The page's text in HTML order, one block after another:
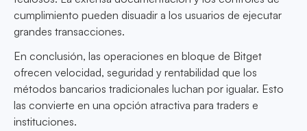
cumplimiento pueden disuadir a los usuarios de ejecutar
grandes transacciones.
En conclusión, las operaciones en bloque de Bitget
ofrecen velocidad, seguridad y rentabilidad que los
métodos bancarios tradicionales luchan por igualar. Esto
las convierte en una opción atractiva para traders e
instituciones.